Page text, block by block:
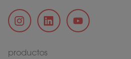
productos